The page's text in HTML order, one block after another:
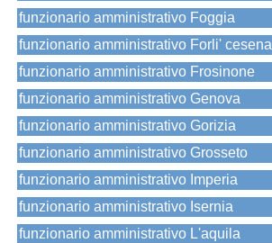
funzionario amministrativo Foggia
funzionario amministrativo Forli' cesena
funzionario amministrativo Frosinone
funzionario amministrativo Genova
funzionario amministrativo Gorizia
funzionario amministrativo Grosseto
funzionario amministrativo Imperia
funzionario amministrativo Isernia
funzionario amministrativo L'aquila